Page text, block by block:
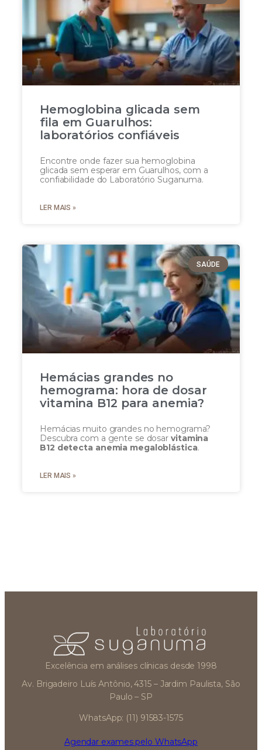
Hemoglobina glicada sem
fila em Guarulhos:
laboratórios confiáveis
Encontre onde fazer sua hemoglobina
glicada sem esperar em Guarulhos, com a
confiabilidade do Laboratório Suganuma.
LER MAIS »
SAÚDE
Hemácias grandes no
hemograma: hora de dosar
vitamina B12 para anemia?
Hemácias muito grandes no hemograma?
Descubra com a gente se dosar vitamina
B12 detecta anemia megaloblástica.
LER MAIS »
Excelência em análises clínicas desde 1998
Av. Brigadeiro Luís Antônio, 4315 – Jardim Paulista, São
Paulo – SP
WhatsApp: (11) 91583-1575
Agendar exames pelo WhatsApp